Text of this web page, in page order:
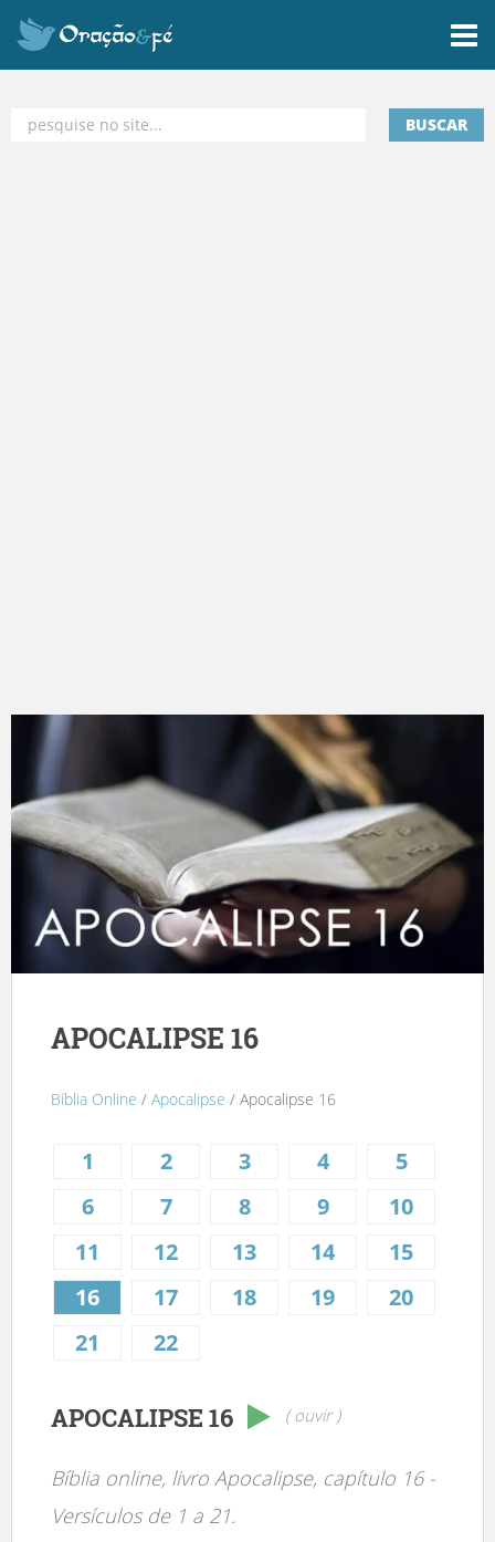
APOCALIPSE 16
Bíblia Online / Apocalipse / Apocalipse 16
1 2 3 4
5
6
7 8 9
10
11
12 13 14
15
16
17 18 19
20
21
22
APOCALIPSE 16 ( ouvir )
Bíblia online, livro Apocalipse, capítulo 16 -
Versículos de 1 a 21.